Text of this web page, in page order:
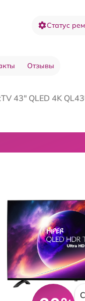
Статус
Отзывы
43" QLED 4K